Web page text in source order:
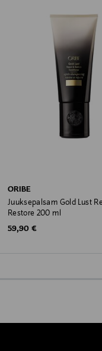
ORIBE
Juuksepalsam Gold Lust
Restore 200 ml
Original Price
59,90 €